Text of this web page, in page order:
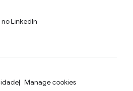
LinkedIn
Manage cookies